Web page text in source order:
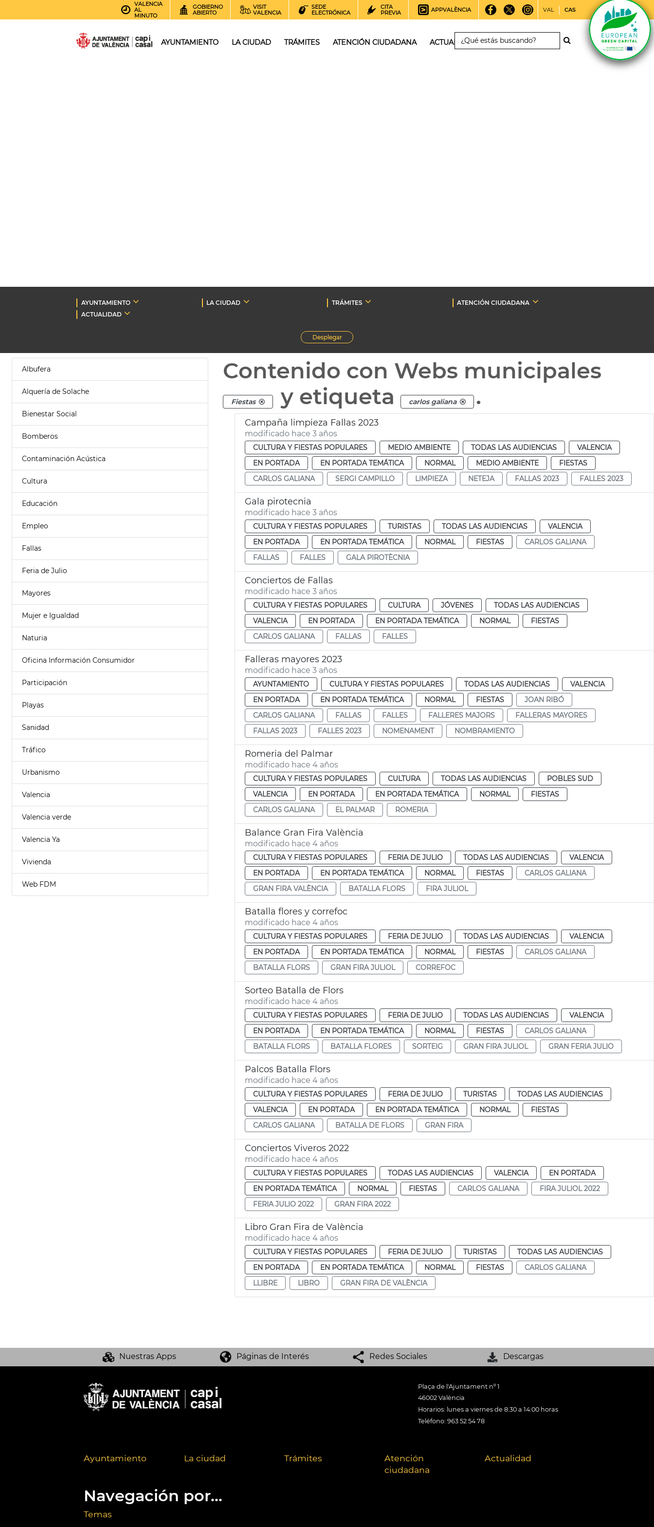
VALENCIA
AL
MINUTO
GOBIERNO
ABIERTO
VISIT
VALENCIA
SEDE
ELECTRÓNICA
CITA
PREVIA
APPVALÈNCIA VAL CAS
AYUNTAMIENTO LA CIUDAD TRÁMITES ATENCIÓN CIUDADANA ACTUALIDAD
AYUNTAMIENTO LA CIUDAD TRÁMITES
ATENCIÓN CIUDADANA
ACTUALIDAD
Desplegar
Albufera
Alquería de Solache
Bienestar Social
Bomberos
Contaminación Acústica
Cultura
Educación
Empleo
Fallas
Feria de Julio
Mayores
Mujer e Igualdad
Naturia
Oficina Información Consumidor
Participación
Playas
Sanidad
Tráfico
Urbanismo
Valencia
Valencia verde
Valencia Ya
Vivienda
Web FDM
Contenido con Webs municipales
Fiestas y etiqueta carlos galiana .
Campaña limpieza Fallas 2023
modificado hace 3 años
CULTURA Y FIESTAS POPULARES MEDIO AMBIENTE TODAS LAS AUDIENCIAS
VALENCIA
EN PORTADA
EN PORTADA TEMÁTICA NORMAL MEDIO AMBIENTE
FIESTAS
CARLOS GALIANA
SERGI CAMPILLO LIMPIEZA NETEJA FALLAS 2023 FALLES 2023
Gala pirotecnia
modificado hace 3 años
CULTURA Y FIESTAS POPULARES TURISTAS TODAS LAS AUDIENCIAS
VALENCIA
EN PORTADA
EN PORTADA TEMÁTICA NORMAL FIESTAS
CARLOS GALIANA
FALLAS
FALLES GALA PIROTÈCNIA
Conciertos de Fallas
modificado hace 3 años
CULTURA Y FIESTAS POPULARES CULTURA JÓVENES
TODAS LAS AUDIENCIAS
VALENCIA
EN PORTADA EN PORTADA TEMÁTICA NORMAL
FIESTAS
CARLOS GALIANA
FALLAS FALLES
Falleras mayores 2023
modificado hace 3 años
AYUNTAMIENTO CULTURA Y FIESTAS POPULARES TODAS LAS AUDIENCIAS
VALENCIA
EN PORTADA
EN PORTADA TEMÁTICA NORMAL FIESTAS
JOAN RIBÓ
CARLOS GALIANA
FALLAS FALLES FALLERES MAJORS
FALLERAS MAYORES
FALLAS 2023
FALLES 2023 NOMENAMENT NOMBRAMIENTO
Romeria del Palmar
modificado hace 4 años
CULTURA Y FIESTAS POPULARES CULTURA TODAS LAS AUDIENCIAS
POBLES SUD
VALENCIA
EN PORTADA EN PORTADA TEMÁTICA NORMAL
FIESTAS
CARLOS GALIANA
EL PALMAR ROMERIA
Balance Gran Fira València
modificado hace 4 años
CULTURA Y FIESTAS POPULARES FERIA DE JULIO TODAS LAS AUDIENCIAS
VALENCIA
EN PORTADA
EN PORTADA TEMÁTICA NORMAL FIESTAS
CARLOS GALIANA
GRAN FIRA VALÈNCIA
BATALLA FLORS FIRA JULIOL
Batalla flores y correfoc
modificado hace 4 años
CULTURA Y FIESTAS POPULARES FERIA DE JULIO TODAS LAS AUDIENCIAS
VALENCIA
EN PORTADA
EN PORTADA TEMÁTICA NORMAL FIESTAS
CARLOS GALIANA
BATALLA FLORS
GRAN FIRA JULIOL CORREFOC
Sorteo Batalla de Flors
modificado hace 4 años
CULTURA Y FIESTAS POPULARES FERIA DE JULIO TODAS LAS AUDIENCIAS
VALENCIA
EN PORTADA
EN PORTADA TEMÁTICA NORMAL FIESTAS
CARLOS GALIANA
BATALLA FLORS
BATALLA FLORES SORTEIG GRAN FIRA JULIOL GRAN FERIA JULIO
Palcos Batalla Flors
modificado hace 4 años
CULTURA Y FIESTAS POPULARES FERIA DE JULIO TURISTAS
TODAS LAS AUDIENCIAS
VALENCIA
EN PORTADA EN PORTADA TEMÁTICA NORMAL
FIESTAS
CARLOS GALIANA
BATALLA DE FLORS GRAN FIRA
Conciertos Viveros 2022
modificado hace 4 años
CULTURA Y FIESTAS POPULARES TODAS LAS AUDIENCIAS VALENCIA
EN PORTADA
EN PORTADA TEMÁTICA
NORMAL FIESTAS CARLOS GALIANA
FIRA JULIOL 2022
FERIA JULIO 2022
GRAN FIRA 2022
Libro Gran Fira de València
modificado hace 4 años
CULTURA Y FIESTAS POPULARES FERIA DE JULIO TURISTAS
TODAS LAS AUDIENCIAS
EN PORTADA
EN PORTADA TEMÁTICA NORMAL FIESTAS
CARLOS GALIANA
LLIBRE
LIBRO GRAN FIRA DE VALÈNCIA
Nuestras Apps Páginas de Interés Redes Sociales Descargas
Plaça de l'Ajuntament nº 1
46002 València
Horarios: lunes a viernes de 8:30 a 14:00 horas
Teléfono: 963 52 54 78
Ayuntamiento La ciudad Trámites
Atención
ciudadana
Actualidad
Navegación por...
Temas